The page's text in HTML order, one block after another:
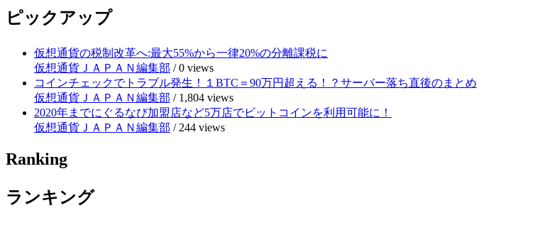
ピックアップ
仮想通貨の税制改革へ:最大55%から一律20%の分離課税に
仮想通貨ＪＡＰＡＮ編集部 /0 views
コインチェックでトラブル発生！１BTC＝90万円超える！？サーバー落ち直後のまとめ
仮想通貨ＪＡＰＡＮ編集部 / 1,804 views
2020年までにぐるなび加盟店など5万店でビットコインを利用可能に！
仮想通貨ＪＡＰＡＮ編集部 / 244 views
Ranking
ランキング